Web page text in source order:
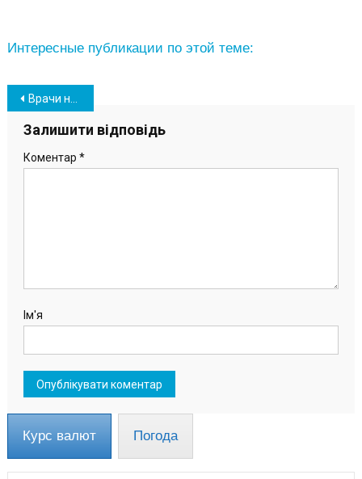
Интересные публикации по этой теме:
Навігація
записів
Врачи назвали самый вредный сорт колбасы
Залишити відповідь
Коментар *
Ім'я
Курс валют Погода